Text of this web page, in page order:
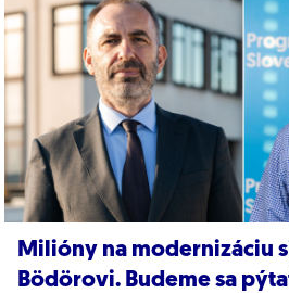
Milióny na modernizáciu
Bödörovi. Budeme sa